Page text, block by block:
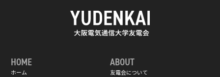
HOME
ホーム
ABOUT
友電会について